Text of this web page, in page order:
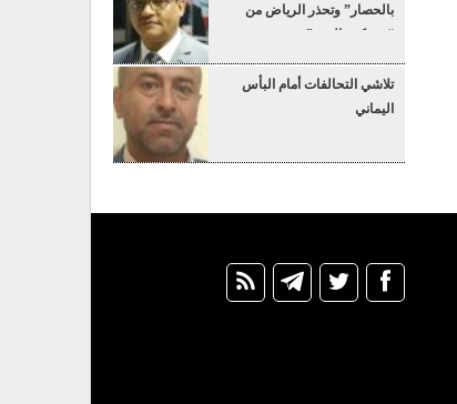
بالحصار” وتحذر الرياض من
“عسكرة البحر”
تلاشي التحالفات أمام البأس
اليماني